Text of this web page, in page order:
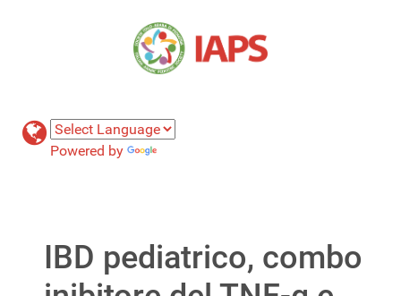
Powered by
IBD pediatrico, combo